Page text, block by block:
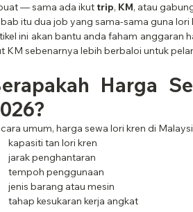
— sama ada ikut trip, KM, atau
itu dua job yang sama-sama guna
ini akan bantu anda faham anggaran
KM sebenarnya lebih berbaloi untuk
Harga
umum, harga sewa lori kren di
kapasiti tan lori kren
jarak penghantaran
tempoh penggunaan
jenis barang atau mesin
tahap kesukaran kerja angkat